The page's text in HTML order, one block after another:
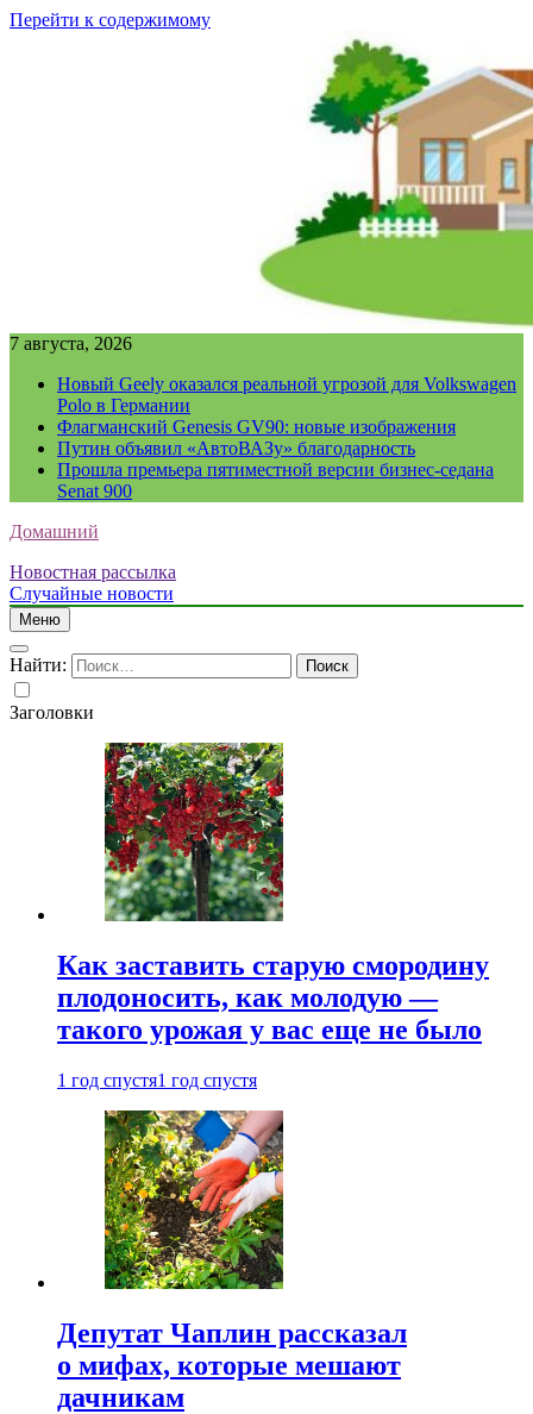
Перейти к содержимому
7 августа, 2026
Новый Geely оказался реальной угрозой для Volkswagen
Polo в Германии
Флагманский Genesis GV90: новые изображения
Путин объявил «АвтоВАЗу» благодарность
Прошла премьера пятиместной версии бизнес-седана
Senat 900
Домашний
Новостная рассылка
Случайные новости
Меню
Найти:
Заголовки
Как заставить старую смородину
плодоносить, как молодую —
такого урожая у вас еще не было
1 год спустя1 год спустя
Депутат Чаплин рассказал
о мифах, которые мешают
дачникам